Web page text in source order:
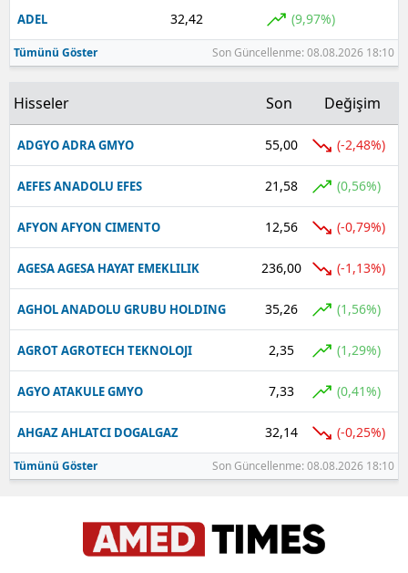
ADEL 32,42 (9,97%)
Tümünü Göster Son Güncellenme: 08.08.2026 18:10
Hisseler Son Değişim
ADGYO ADRA GMYO 55,00 (-2,48%)
AEFES ANADOLU EFES 21,58 (0,56%)
AFYON AFYON CIMENTO 12,56 (-0,79%)
AGESA AGESA HAYAT EMEKLILIK 236,00 (-1,13%)
AGHOL ANADOLU GRUBU HOLDING 35,26 (1,56%)
AGROT AGROTECH TEKNOLOJI 2,35 (1,29%)
AGYO ATAKULE GMYO 7,33 (0,41%)
AHGAZ AHLATCI DOGALGAZ 32,14 (-0,25%)
Tümünü Göster Son Güncellenme: 08.08.2026 18:10